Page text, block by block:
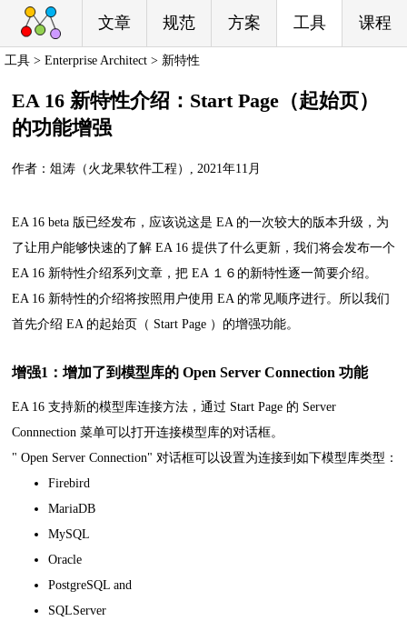
文章 规范 方案 工具 课程
工具 > Enterprise Architect > 新特性
EA 16 新特性介绍：Start Page（起始页）
的功能增强
作者：俎涛（火龙果软件工程）, 2021年11月
EA 16 beta 版已经发布，应该说这是 EA 的一次较大的版本升级，为
了让用户能够快速的了解 EA 16 提供了什么更新，我们将会发布一个
EA 16 新特性介绍系列文章，把 EA １６的新特性逐一简要介绍。
EA 16 新特性的介绍将按照用户使用 EA 的常见顺序进行。所以我们
首先介绍 EA 的起始页（ Start Page ）的增强功能。
增强1：增加了到模型库的 Open Server Connection 功能
EA 16 支持新的模型库连接方法，通过 Start Page 的 Server
Connnection 菜单可以打开连接模型库的对话框。
" Open Server Connection" 对话框可以设置为连接到如下模型库类型：
Firebird
MariaDB
MySQL
Oracle
PostgreSQL and
SQLServer